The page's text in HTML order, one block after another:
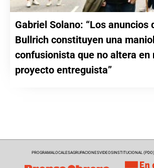
Gabriel Solano: “Los anuncios
Bullrich constituyen una
confusionista que no altera en
proyecto entreguista”
PROGRAMALOCALESAGRUPACIONESVIDEOSINSTITUCIONAL (PDO)